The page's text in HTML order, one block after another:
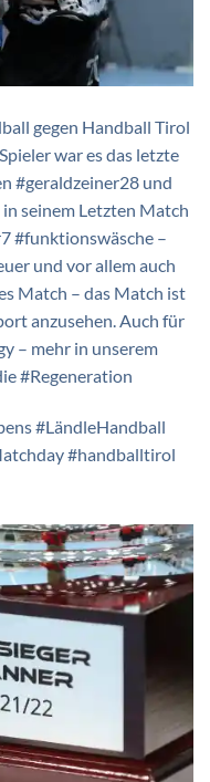
gegen Handball Tirol
war es das letzte
#geraldzeiner28 und
seinem Letzten Match
#funktionswäsche –
und vor allem auch
Match – das Match ist
anzusehen. Auch für
– mehr in unserem
#Regeneration
#LändleHandball
#handballtirol